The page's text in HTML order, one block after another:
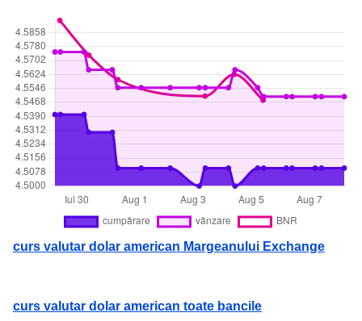
curs valutar dolar american Margeanului Exchange
curs valutar dolar american toate bancile